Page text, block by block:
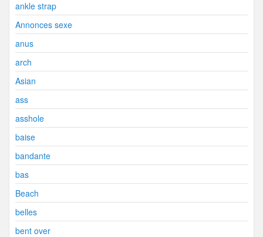
ankle strap
Annonces sexe
anus
arch
Asian
ass
asshole
baise
bandante
bas
Beach
belles
bent over